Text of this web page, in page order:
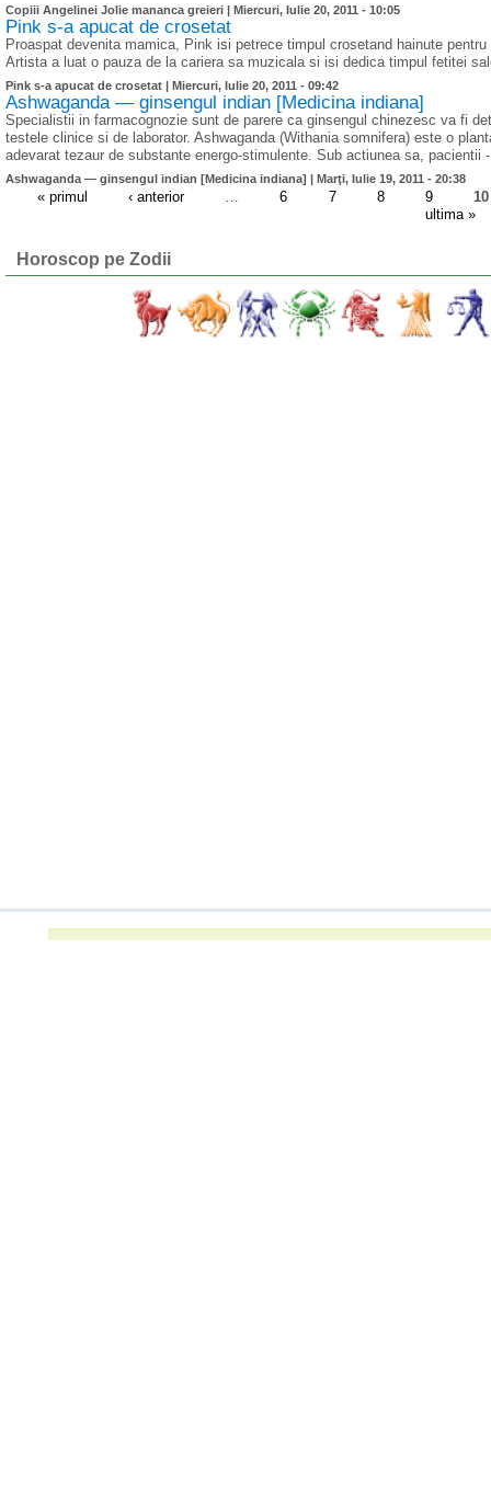
Copiii Angelinei Jolie mananca greieri | Miercuri, Iulie 20, 2011 - 10:05
Pink s-a apucat de crosetat
Proaspat devenita mamica, Pink isi petrece timpul crosetand hainute
Artista a luat o pauza de la cariera sa muzicala si isi dedica timpul fetitei
Pink s-a apucat de crosetat | Miercuri, Iulie 20, 2011 - 09:42
Ashwaganda — ginsengul indian [Medicina indiana]
Specialistii in farmacognozie sunt de parere ca ginsengul chinezesc va fi
testele clinice si de laborator. Ashwaganda (Withania somnifera) este o
adevarat tezaur de substante energo-stimulente. Sub actiunea sa, pacientii
Ashwaganda — ginsengul indian [Medicina indiana] | Marţi, Iulie 19, 2011 - 20:38
« primul ‹ anterior 6 7 8 9
10
ultima »
Horoscop pe Zodii